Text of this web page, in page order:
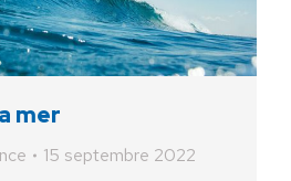
mer
15 septembre 2022